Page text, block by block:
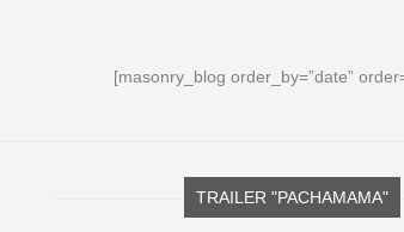
[masonry_blog order_by=”date”
TRAILER "PACHAMAMA"